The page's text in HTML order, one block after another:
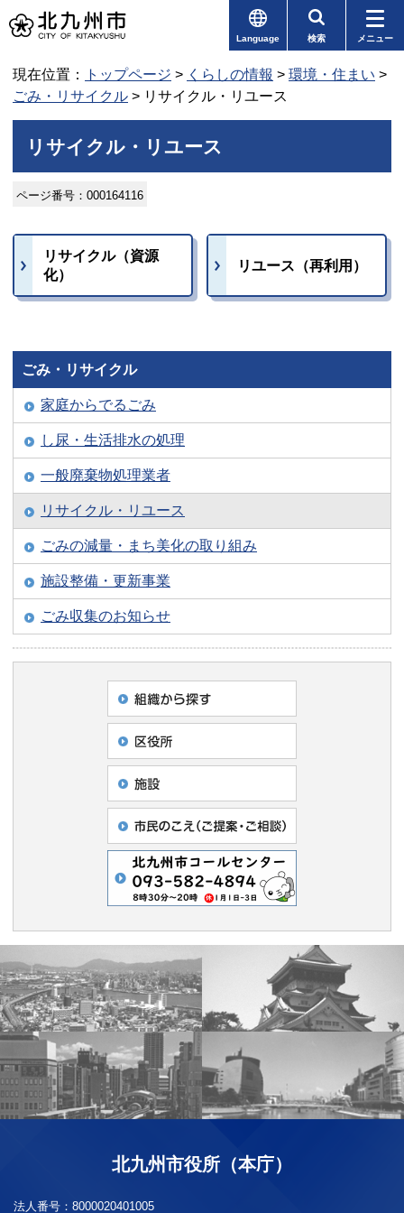
Language 検索 メニュー
現在位置： トップページ > くらしの情報 > 環境・住まい >
ごみ・リサイクル > リサイクル・リユース
リサイクル・リユース
ページ番号：000164116
リサイクル（資源
化）
リユース（再利用）
ごみ・リサイクル
家庭からでるごみ
し尿・生活排水の処理
一般廃棄物処理業者
リサイクル・リユース
ごみの減量・まち美化の取り組み
施設整備・更新事業
ごみ収集のお知らせ
北九州市役所（本庁）
法人番号： 8000020401005